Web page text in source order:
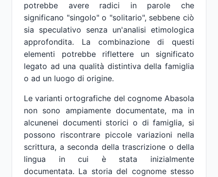
potrebbe avere radici in parole che
significano "singolo" o "solitario", sebbene ciò
sia speculativo senza un'analisi etimologica
approfondita. La combinazione di questi
elementi potrebbe riflettere un significato
legato ad una qualità distintiva della famiglia
o ad un luogo di origine.
Le varianti ortografiche del cognome Abasola
non sono ampiamente documentate, ma in
alcunenei documenti storici o di famiglia, si
possono riscontrare piccole variazioni nella
scrittura, a seconda della trascrizione o della
lingua in cui è stata inizialmente
documentata. La storia del cognome stesso